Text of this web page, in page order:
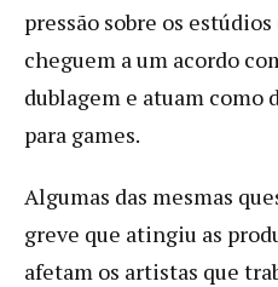
pressão sobre os
cheguem a um acordo
dublagem e atuam como
para games.
Algumas das mesmas
greve que atingiu as
afetam os artistas que